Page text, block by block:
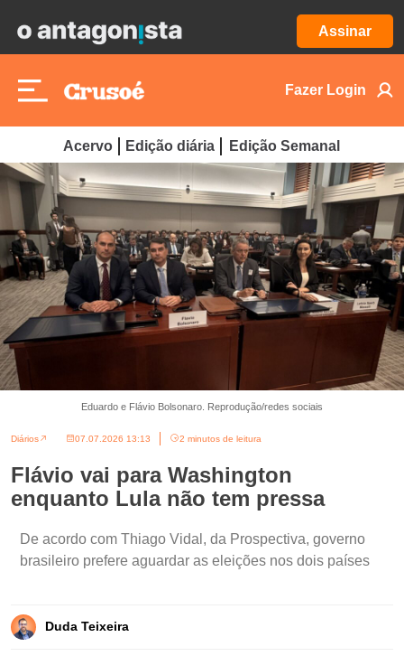
Assinar
Fazer Login
Acervo Edição diária Edição Semanal
Eduardo e Flávio Bolsonaro. Reprodução/redes sociais
Diários 07.07.2026 13:13 2 minutos de leitura
Flávio vai para Washington
enquanto Lula não tem pressa
De acordo com Thiago Vidal, da Prospectiva, governo
brasileiro prefere aguardar as eleições nos dois países
Duda Teixeira